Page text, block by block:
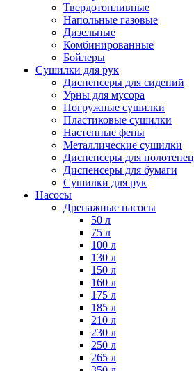
Твердотопливные
Напольные газовые
Дизельные
Комбинированные
Бойлеры
Сушилки для рук
Диспенсеры для сидений
Урны для мусора
Погружные сушилки
Пластиковые сушилки
Настенные фены
Металлические сушилки
Диспенсеры для полотенец
Диспенсеры для бумаги
Сушилки для рук
Насосы
Дренажные насосы
50 л
75 л
100 л
130 л
150 л
160 л
175 л
185 л
210 л
230 л
250 л
265 л